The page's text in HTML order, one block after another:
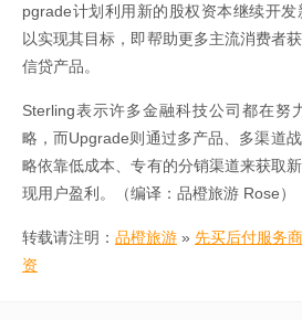
pgrade计划利用新的股权资本继续开发
以实现其目标，即帮助更多主流消费者
信贷产品。
Sterling表示许多金融科技公司都在努
略，而Upgrade则通过多产品、多渠道
略依靠低成本、专有的分销渠道来获取
现用户盈利。（编译：品橙旅游 Rose）
转载请注明： 品橙旅游 » 先买后付服务
资